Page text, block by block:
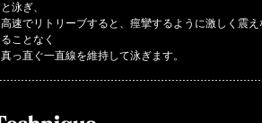
と泳ぎ、
高速でリトリーブすると、痙攣するように激しく震
ることなく
真っ直ぐ一直線を維持して泳ぎます。